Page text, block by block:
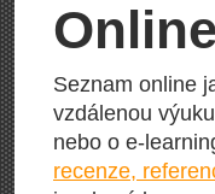
Seznam online
vzdálenou
nebo o e-
recenze,